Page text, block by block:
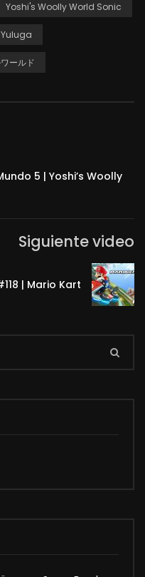
Yoshi's Woolly World Sonic
Yuluga
ールド
5 | Yoshi’s Woolly
Siguiente video
| Mario Kart